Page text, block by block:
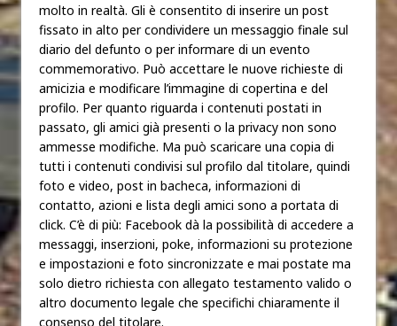
molto in realtà. Gli è consentito di inserire un post
fissato in alto per condividere un messaggio finale sul
diario del defunto o per informare di un evento
commemorativo. Può accettare le nuove richieste di
amicizia e modificare l’immagine di copertina e del
profilo. Per quanto riguarda i contenuti postati in
passato, gli amici già presenti o la privacy non sono
ammesse modifiche. Ma può scaricare una copia di
tutti i contenuti condivisi sul profilo dal titolare, quindi
foto e video, post in bacheca, informazioni di
contatto, azioni e lista degli amici sono a portata di
click. C’è di più: Facebook dà la possibilità di accedere a
messaggi, inserzioni, poke, informazioni su protezione
e impostazioni e foto sincronizzate e mai postate ma
solo dietro richiesta con allegato testamento valido o
altro documento legale che specifichi chiaramente il
consenso del titolare.